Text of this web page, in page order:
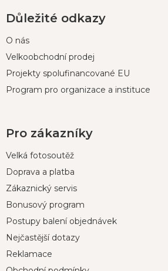
Důležité odkazy
O nás
Velkoobchodní prodej
Projekty spolufinancované EU
Program pro organizace a instituce
Pro zákazníky
Velká fotosoutěž
Doprava a platba
Zákaznický servis
Bonusový program
Postupy balení objednávek
Nejčastější dotazy
Reklamace